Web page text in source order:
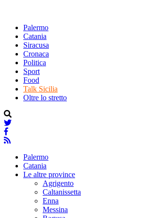
Palermo
Catania
Siracusa
Cronaca
Politica
Sport
Food
Talk Sicilia
Oltre lo stretto
Palermo
Catania
Le altre province
Agrigento
Caltanissetta
Enna
Messina